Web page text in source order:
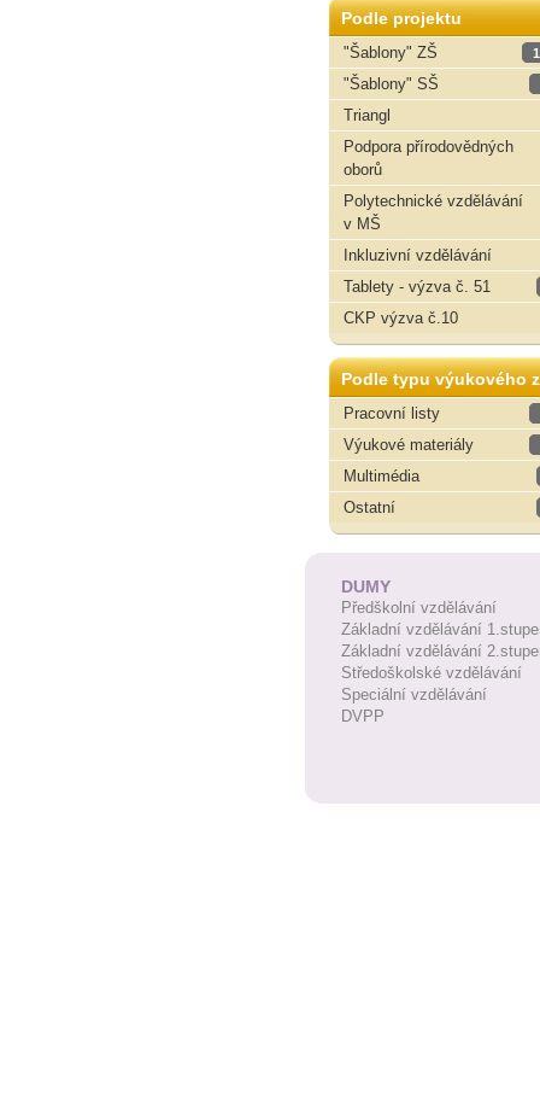
Podle projektu
"Šablony" ZŠ
"Šablony" SŠ
Triangl
Podpora přírodovědných
oborů
Polytechnické vzdělávání
v MŠ
Inkluzivní vzdělávání
Tablety - výzva č. 51
CKP výzva č.10
Podle typu výukového
Pracovní listy
Výukové materiály
Multimédia
Ostatní
DUMY
Předškolní vzdělávání
Základní vzdělávání
Základní vzdělávání
Středoškolské vzdělávání
Speciální vzdělávání
DVPP